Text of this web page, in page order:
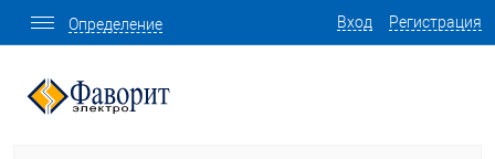
Вход Регистрация
Определение